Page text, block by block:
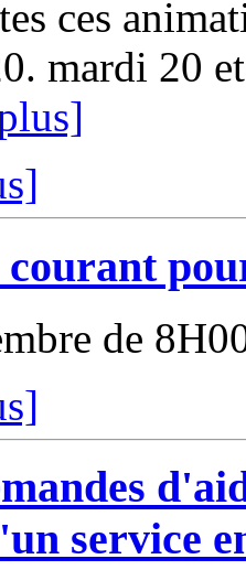
ces
mardi 20
courant
de
service